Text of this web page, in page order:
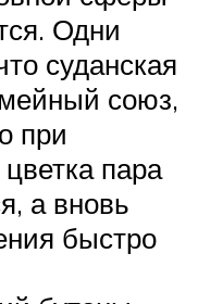
Одни
суданская
союз,
при
пара
а вновь
быстро